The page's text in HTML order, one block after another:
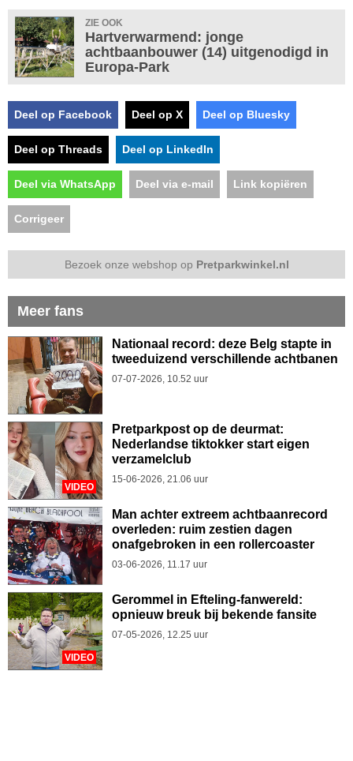
ZIE OOK
Hartverwarmend: jonge
achtbaanbouwer (14) uitgenodigd in
Europa-Park
Deel op Facebook Deel op X Deel op Bluesky
Deel op Threads Deel op LinkedIn
Deel via WhatsApp Deel via e-mail Link kopiëren
Corrigeer
Bezoek onze webshop op Pretparkwinkel.nl
Meer fans
Nationaal record: deze Belg stapte in
tweeduizend verschillende achtbanen
07-07-2026, 10.52 uur
VIDEO
Pretparkpost op de deurmat:
Nederlandse tiktokker start eigen
verzamelclub
15-06-2026, 21.06 uur
Man achter extreem achtbaanrecord
overleden: ruim zestien dagen
onafgebroken in een rollercoaster
03-06-2026, 11.17 uur
VIDEO
Gerommel in Efteling-fanwereld:
opnieuw breuk bij bekende fansite
07-05-2026, 12.25 uur